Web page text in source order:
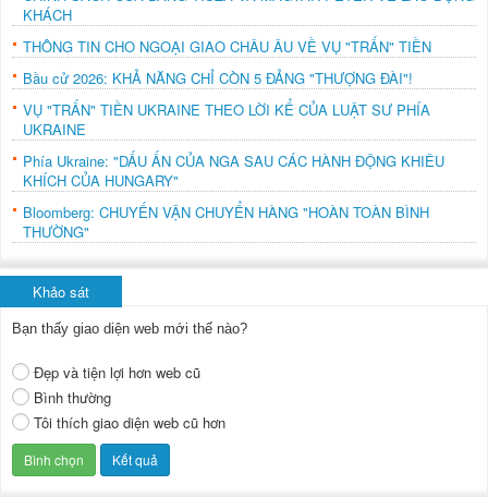
KHÁCH
THÔNG TIN CHO NGOẠI GIAO CHÂU ÂU VỀ VỤ "TRẤN" TIỀN
Bầu cử 2026: KHẢ NĂNG CHỈ CÒN 5 ĐẢNG "THƯỢNG ĐÀI"!
VỤ "TRẤN" TIỀN UKRAINE THEO LỜI KỂ CỦA LUẬT SƯ PHÍA
UKRAINE
Phía Ukraine: "DẤU ẤN CỦA NGA SAU CÁC HÀNH ĐỘNG KHIÊU
KHÍCH CỦA HUNGARY"
Bloomberg: CHUYẾN VẬN CHUYỂN HÀNG "HOÀN TOÀN BÌNH
THƯỜNG"
Khảo sát
Bạn thấy giao diện web mới thế nào?
Đẹp và tiện lợi hơn web cũ
Bình thường
Tôi thích giao diện web cũ hơn